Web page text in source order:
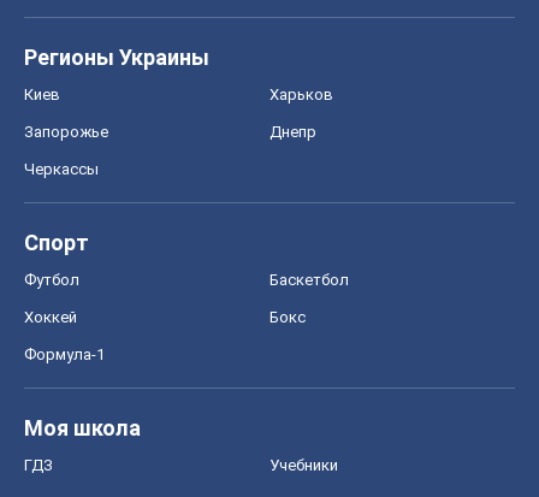
Регионы Украины
Киев Харьков
Запорожье Днепр
Черкассы
Спорт
Футбол Баскетбол
Хоккей Бокс
Формула-1
Моя школа
ГДЗ Учебники